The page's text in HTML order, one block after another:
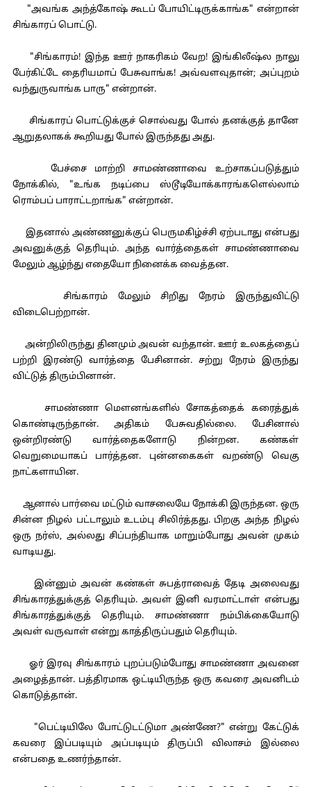
"அவங்க அந்த்கோஷ் கூடப் போயிட்டிருக்காங்க" என்றான்
சிங்காரப் பொட்டு.
"சிங்காரம்! இந்த ஊர் நாகரிகம் வேற! இங்கிலீஷ்ல நாலு
பேர்கிட்டே தைரியமாப் பேசுவாங்க! அவ்வளவுதான்; அப்புறம்
வந்துருவாங்க பாரு" என்றான்.
சிங்காரப் பொட்டுக்குச் சொல்வது போல் தனக்குத் தானே
ஆறுதலாகக் கூறியது போல் இருந்தது அது.
பேச்சை மாற்றி சாமண்ணாவை உற்சாகப்படுத்தும்
நோக்கில், "உங்க நடிப்பை ஸ்டூடியோக்காரங்களெல்லாம்
ரொம்பப் பாராட்டறாங்க" என்றான்.
இதனால் அண்ணனுக்குப் பெருமகிழ்ச்சி ஏற்படாது என்பது
அவனுக்குத் தெரியும். அந்த வார்த்தைகள் சாமண்ணாவை
மேலும் ஆழ்ந்து எதையோ நினைக்க வைத்தன.
சிங்காரம் மேலும் சிறிது நேரம் இருந்துவிட்டு
விடைபெற்றான்.
அன்றிலிருந்து தினமும் அவன் வந்தான். ஊர் உலகத்தைப்
பற்றி இரண்டு வார்த்தை பேசினான். சற்று நேரம் இருந்து
விட்டுத் திரும்பினான்.
சாமண்ணா மௌனங்களில் சோகத்தைக் கரைத்துக்
கொண்டிருந்தான். அதிகம் பேசுவதில்லை. பேசினால்
ஒன்றிரண்டு வார்த்தைகளோடு நின்றன. கண்கள்
வெறுமையாகப் பார்த்தன. புன்னகைகள் வறண்டு வெகு
நாட்களாயின.
ஆனால் பார்வை மட்டும் வாசலையே நோக்கி இருந்தன. ஒரு
சின்ன நிழல் பட்டாலும் உடம்பு சிலிர்த்தது. பிறகு அந்த நிழல்
ஒரு நர்ஸ், அல்லது சிப்பந்தியாக மாறும்போது அவன் முகம்
வாடியது.
இன்னும் அவன் கண்கள் சுபத்ராவைத் தேடி அலைவது
சிங்காரத்துக்குத் தெரியும். அவள் இனி வரமாட்டாள் என்பது
சிங்காரத்துக்குத் தெரியும். சாமண்ணா நம்பிக்கையோடு
அவள் வருவாள் என்று காத்திருப்பதும் தெரியும்.
ஓர் இரவு சிங்காரம் புறப்படும்போது சாமண்ணா அவனை
அழைத்தான். பத்திரமாக ஒட்டியிருந்த ஒரு கவரை அவனிடம்
கொடுத்தான்.
"பெட்டியிலே போட்டுடட்டுமா அண்ணே?" என்று கேட்டுக்
கவரை இப்படியும் அப்படியும் திருப்பி விலாசம் இல்லை
என்பதை உணர்ந்தான்.